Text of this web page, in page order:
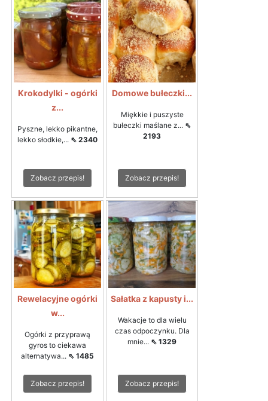
Krokodylki - ogórki
z...
Pyszne, lekko pikantne,
lekko słodkie,... ⇖ 2340
Zobacz przepis!
Domowe bułeczki...
Miękkie i puszyste
bułeczki maślane z... ⇖
2193
Zobacz przepis!
Rewelacyjne ogórki
w...
Ogórki z przyprawą
gyros to ciekawa
alternatywa... ⇖ 1485
Zobacz przepis!
Sałatka z kapusty i...
Wakacje to dla wielu
czas odpoczynku. Dla
mnie... ⇖ 1329
Zobacz przepis!